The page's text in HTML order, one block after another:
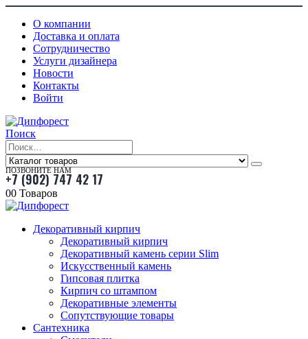
О компании
Доставка и оплата
Сотрудничество
Услуги дизайнера
Новости
Контакты
Войти
Поиск
ПОЗВОНИТЕ НАМ
+7 (902) 747 42 17
00 Товаров
Декоративный кирпич
Декоративный кирпич
Декоративный камень серии Slim
Искусственный камень
Гипсовая плитка
Кирпич со штампом
Декоративные элементы
Сопутствующие товары
Сантехника